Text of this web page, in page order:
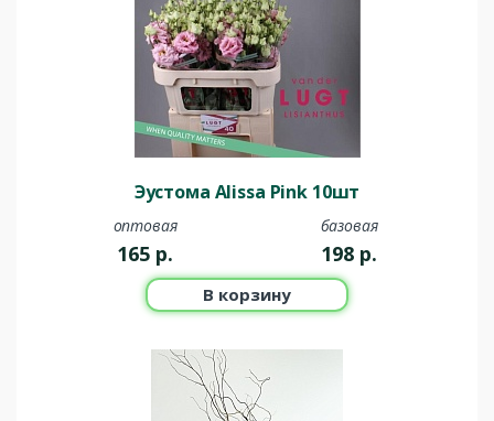
Эустома Alissa Pink 10шт
оптовая
165 р.
базовая
198 р.
В корзину